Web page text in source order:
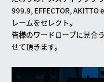
999.9, EFFECTOR,
レームをセレクト。
皆様のワードローブに見合
せて頂きます。